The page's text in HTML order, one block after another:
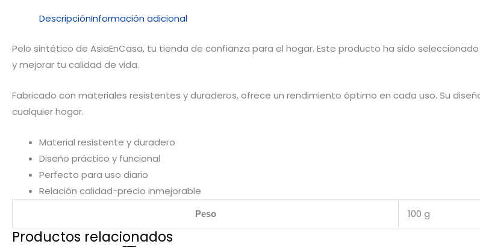
DescripciónInformación adicional
Pelo sintético de AsiaEnCasa, tu tienda de confianza para el hogar. Este producto ha sido
y mejorar tu calidad de vida.
Fabricado con materiales resistentes y duraderos, ofrece un rendimiento óptimo en cada uso. Su
cualquier hogar.
Material resistente y duradero
Diseño práctico y funcional
Perfecto para uso diario
Relación calidad-precio inmejorable
Peso 100 g
Productos relacionados